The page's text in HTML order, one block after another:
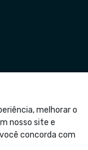
melhorar o
nosso site e
concorda com